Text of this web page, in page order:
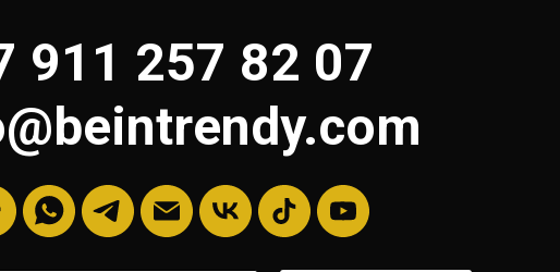
911 257 82 07